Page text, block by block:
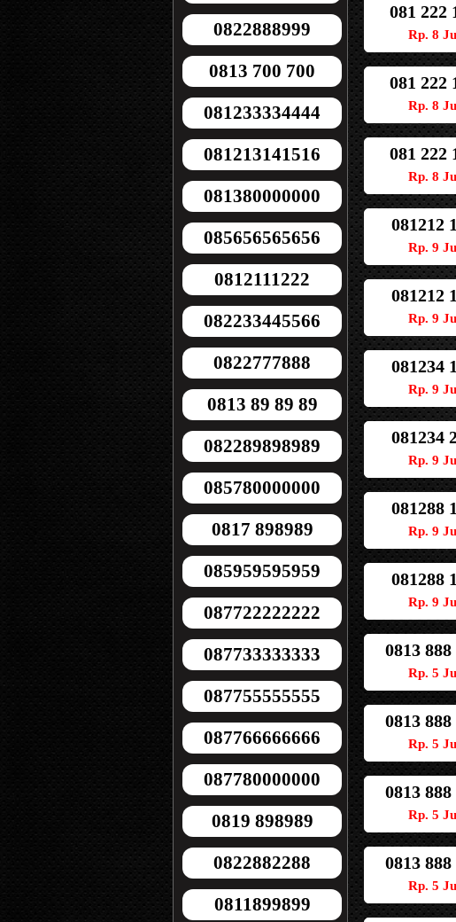
0822888999
0813 700 700
081233334444
081213141516
081380000000
085656565656
0812111222
082233445566
0822777888
0813 89 89 89
082289898989
085780000000
0817 898989
085959595959
087722222222
087733333333
087755555555
087766666666
087780000000
0819 898989
0822882288
0811899899
081 222
Rp. 8
081 222
Rp. 8
081 222
Rp. 8
081212
Rp. 9
081212
Rp. 9
081234
Rp. 9
081234
Rp. 9
081288
Rp. 9
081288
Rp. 9
0813 888
Rp. 5
0813 888
Rp. 5
0813 888
Rp. 5
0813 888
Rp. 5